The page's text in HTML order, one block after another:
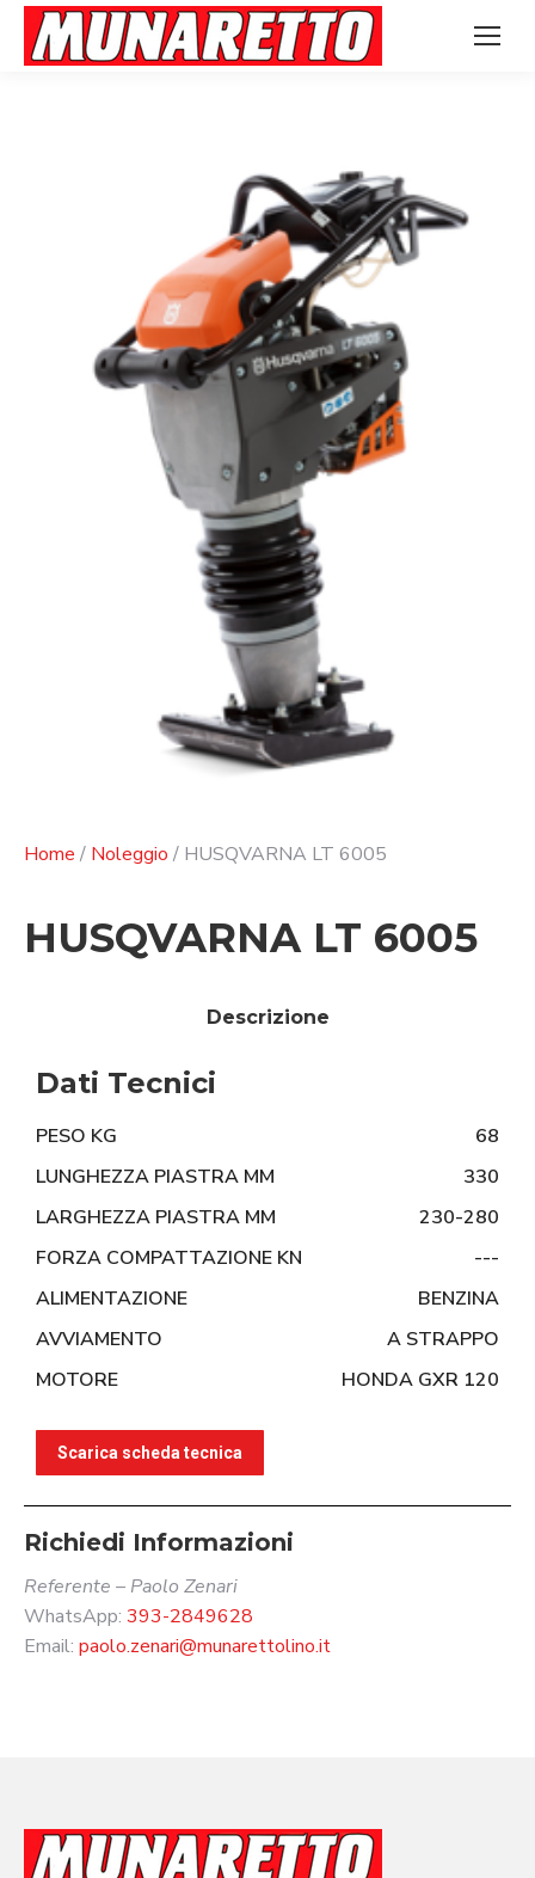
Home / Noleggio / HUSQVARNA LT 6005
HUSQVARNA LT 6005
Descrizione
Dati Tecnici
PESO KG
68
LUNGHEZZA PIASTRA MM
330
LARGHEZZA PIASTRA MM
230-280
FORZA COMPATTAZIONE KN
---
ALIMENTAZIONE
BENZINA
AVVIAMENTO
A STRAPPO
MOTORE
HONDA GXR 120
Scarica scheda tecnica
Richiedi Informazioni
Referente – Paolo Zenari
WhatsApp: 393-2849628
Email: paolo.zenari@munarettolino.it